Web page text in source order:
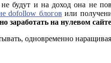
будут и на доход она не
dofollow блогов или
заработать на нулевом
одновременно